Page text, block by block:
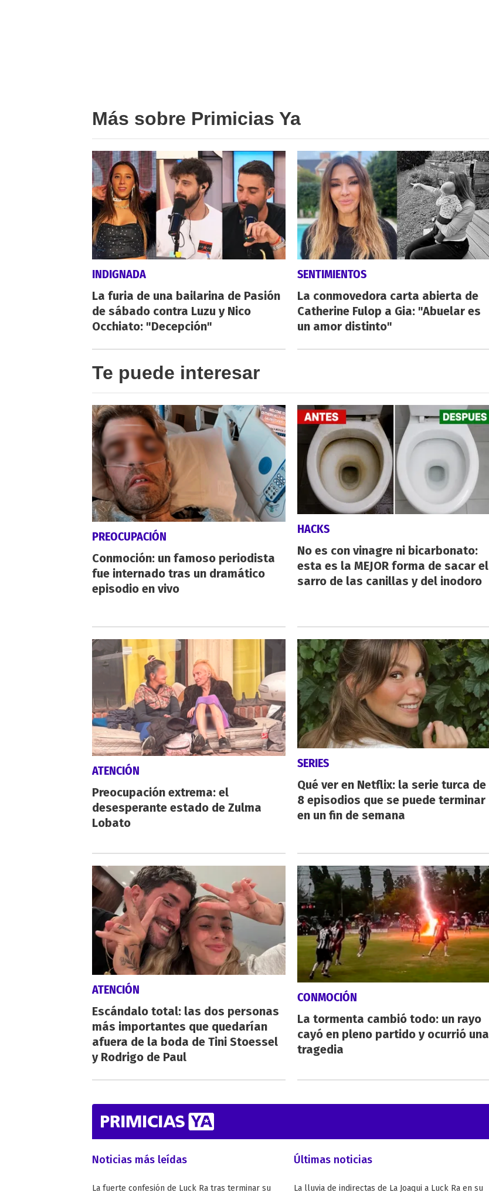
Más sobre Primicias Ya
INDIGNADA
La furia de una bailarina de Pasión
de sábado contra Luzu y Nico
Occhiato: "Decepción"
SENTIMIENTOS
La conmovedora carta abierta de
Catherine Fulop a Gia: "Abuelar es
un amor distinto"
Te puede interesar
PREOCUPACIÓN
Conmoción: un famoso periodista
fue internado tras un dramático
episodio en vivo
HACKS
No es con vinagre ni bicarbonato:
esta es la MEJOR forma de sacar el
sarro de las canillas y del inodoro
ATENCIÓN
Preocupación extrema: el
desesperante estado de Zulma
Lobato
SERIES
Qué ver en Netflix: la serie turca de
8 episodios que se puede terminar
en un fin de semana
ATENCIÓN
Escándalo total: las dos personas
más importantes que quedarían
afuera de la boda de Tini Stoessel
y Rodrigo de Paul
CONMOCIÓN
La tormenta cambió todo: un rayo
cayó en pleno partido y ocurrió una
tragedia
Noticias más leídas
La fuerte confesión de Luck Ra tras terminar su
Últimas noticias
La lluvia de indirectas de La Joaqui a Luck Ra en su